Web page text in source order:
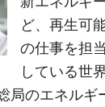
ど、再生可
の仕事を担
している世
局のエネルギ